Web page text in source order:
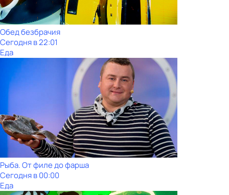
Обед безбрачия
Сегодня в 22:01
Еда
Рыба. От филе до фарша
Сегодня в 00:00
Еда